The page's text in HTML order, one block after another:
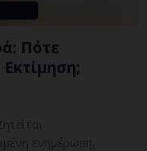
Πότε
Εκτίμηση;
ενημέρωση,